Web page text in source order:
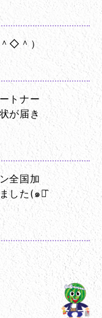
◇＾）
トナー
が届き
全国加
した(๑･̑